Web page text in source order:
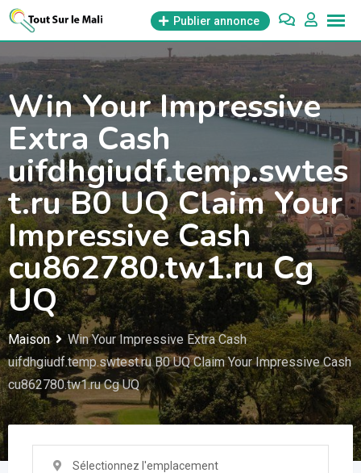
Aller
contenu
Publier annonce
Win Your Impressive
Extra Cash
uifdhgiudf.temp.swtes
t.ru B0 UQ Claim Your
Impressive Cash
cu862780.tw1.ru Cg
UQ
Maison
Win Your Impressive Extra Cash
uifdhgiudf.temp.swtest.ru B0 UQ Claim Your Impressive Cash
cu862780.tw1.ru Cg UQ
Sélectionnez l'emplacement